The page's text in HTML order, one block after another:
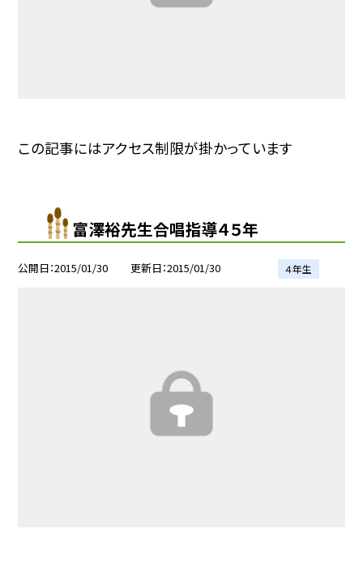
この記事にはアクセス制限が掛かっています
富澤裕先生合唱指導４５年
公開日 2015/01/30 更新日 2015/01/30 ４年生